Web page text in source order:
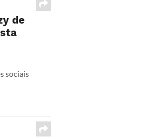
de
sociais